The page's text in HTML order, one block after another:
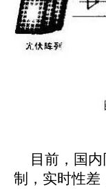
目前，国内
制，实时性差